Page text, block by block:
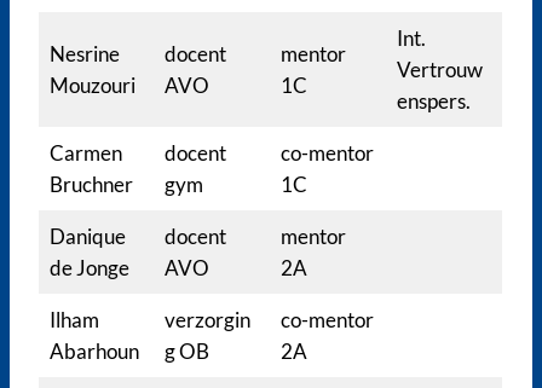
Nesrine
Mouzouri
docent
AVO
mentor
1C
Int.
Vertrouw
enspers.
Carmen
Bruchner
docent
gym
co-mentor
1C
Danique
de Jonge
docent
AVO
mentor
2A
Ilham
Abarhoun
verzorgin
g OB
co-mentor
2A